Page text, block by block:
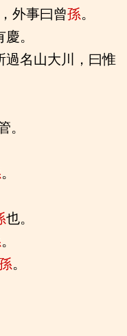
，外事曰曾孫。
慶。
過名山大川，曰惟
。
。
也。
。
。